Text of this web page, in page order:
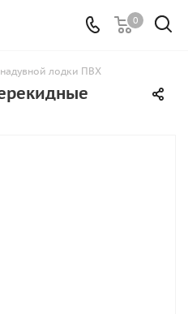
0
лодки ПВХ